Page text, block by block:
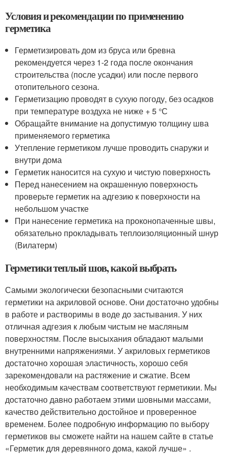
Условия и рекомендации по применению
герметика
Герметизировать дом из бруса или бревна
рекомендуется через 1-2 года после окончания
строительства (после усадки) или после первого
отопительного сезона.
Герметизацию проводят в сухую погоду, без осадков
при температуре воздуха не ниже + 5 °С
Обращайте внимание на допустимую толщину шва
применяемого герметика
Утепление герметиком лучше проводить снаружи и
внутри дома
Герметик наносится на сухую и чистую поверхность
Перед нанесением на окрашенную поверхность
проверьте герметик на адгезию к поверхности на
небольшом участке
При нанесение герметика на проконопаченные швы,
обязательно прокладывать теплоизоляционный шнур
(Вилатерм)
Герметики теплый шов, какой выбрать
Самыми экологически безопасными считаются
герметики на акриловой основе. Они достаточно удобны
в работе и растворимы в воде до застывания. У них
отличная адгезия к любым чистым не масляным
поверхностям. После высыхания обладают малыми
внутренними напряжениями. У акриловых герметиков
достаточно хорошая эластичность, хорошо себя
зарекомендовали на растяжение и сжатие. Всем
необходимым качествам соответствуют герметикии. Мы
достаточно давно работаем этими шовными массами,
качество действительно достойное и проверенное
временем. Более подробную информацию по выбору
герметиков вы сможете найти на нашем сайте в статье
«Герметик для деревянного дома, какой лучше» .